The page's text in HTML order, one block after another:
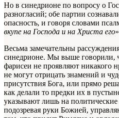
Но в синедрионе по вопросу о
разногласий; обе партии
опасность, и говоря словами
вкупе на Господа и на Христа его»
Весьма замечательны
синедрионе. Мы выше говорили,
фарисеи не проявляют никакого
не могут отрицать знамений и
присутствия Бога, или прямо
как делали то предки их в
указывают лишь на
подозревая руки Божией,